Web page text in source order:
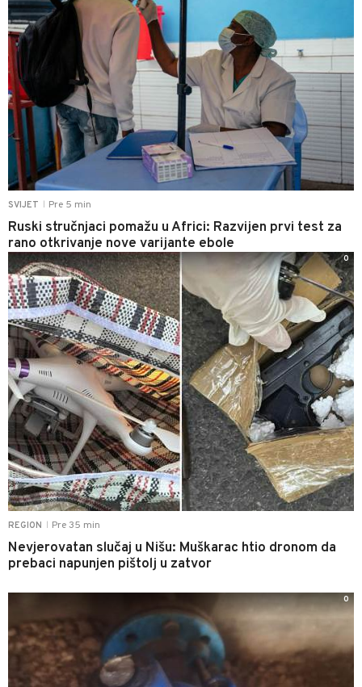
SVIJET Pre 5 min
Ruski stručnjaci pomažu u Africi: Razvijen prvi test za
rano otkrivanje nove varijante ebole
REGION Pre 35 min
Nevjerovatan slučaj u Nišu: Muškarac htio dronom da
prebaci napunjen pištolj u zatvor
0
0